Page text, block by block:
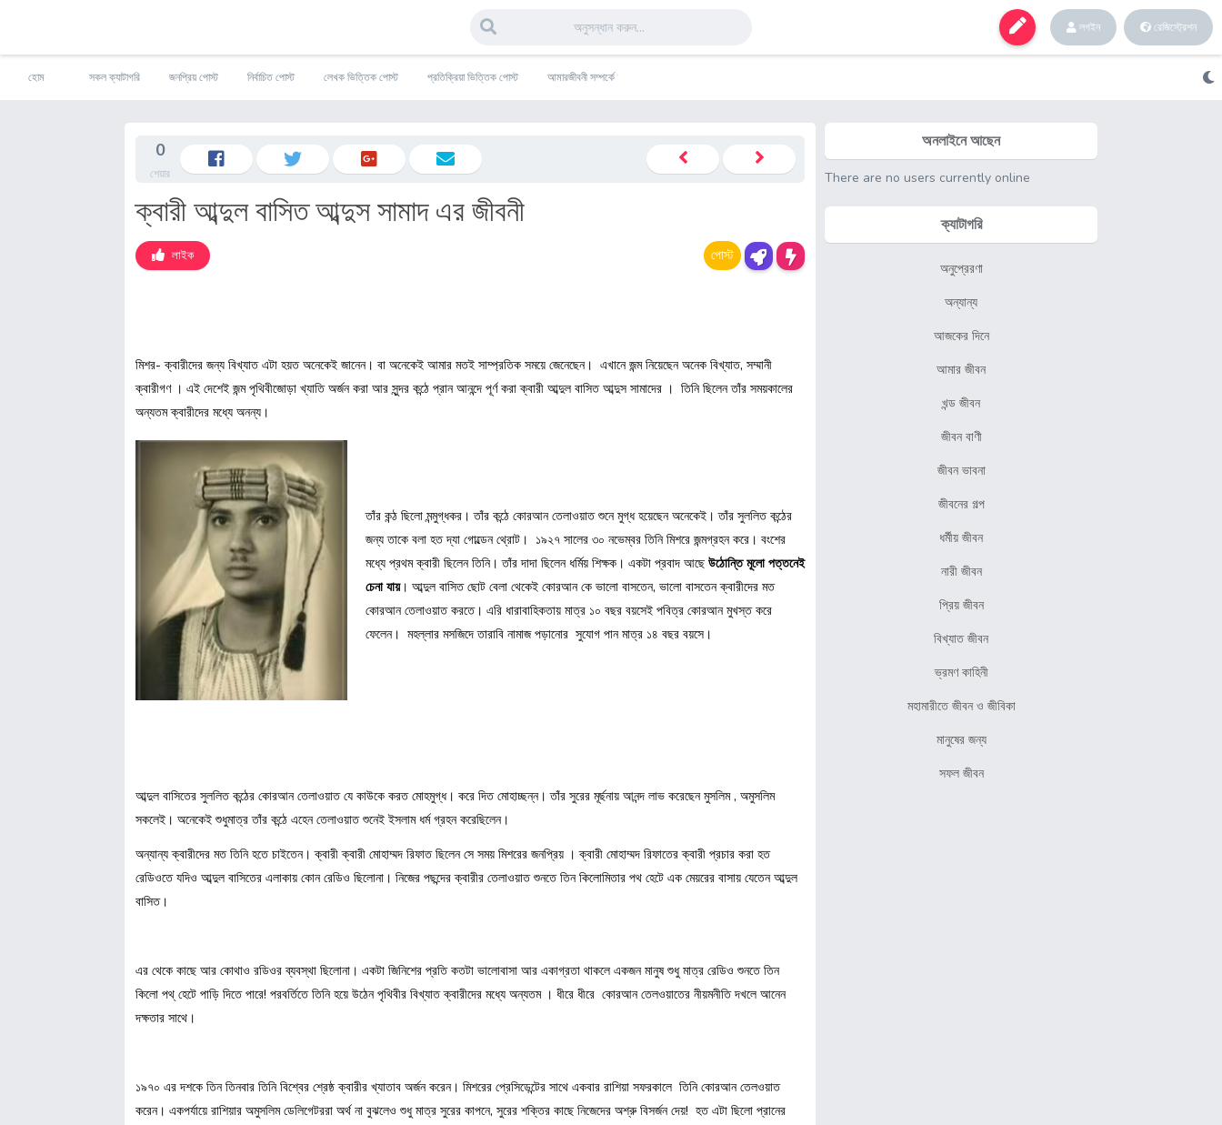
লগইন রেজিস্ট্রেশন
হোম সকল ক্যাটাগরি জনপ্রিয় পোস্ট নির্বাচিত পোস্ট লেখক ভিত্তিক পোস্ট প্রতিক্রিয়া ভিত্তিক পোস্ট আমারজীবনী সম্পর্কে
0
শেয়ার
ক্বারী আব্দুল বাসিত আব্দুস সামাদ এর জীবনী
লাইক পোস্ট
মিশর- ক্বারীদের জন্য বিখ্যাত এটা হয়ত অনেকেই জানেন। বা অনেকেই আমার মতই সাম্প্রতিক সময়ে জেনেছেন। এখানে জন্ম নিয়েছেন অনেক বিখ্যাত, সম্মানী
ক্বারীগণ । এই দেশেই জন্ম পৃথিবীজোড়া খ্যাতি অর্জন করা আর সুন্দর কন্ঠে প্রান আনন্দে পূর্ণ করা ক্বারী আব্দুল বাসিত আব্দুস সামাদের । তিনি ছিলেন তাঁর সময়কালের
অন্যতম ক্বারীদের মধ্যে অনন্য।
তাঁর কন্ঠ ছিলো মন্মুগ্ধকর। তাঁর কন্ঠে কোরআন তেলাওয়াত শুনে মুগ্ধ হয়েছেন অনেকেই। তাঁর সুললিত কন্ঠের
জন্য তাকে বলা হত দ্যা গোল্ডেন থ্রোট। ১৯২৭ সালের ৩০ নভেম্বর তিনি মিশরে জন্মগ্রহন করে। বংশের
মধ্যে প্রথম ক্বারী ছিলেন তিনি। তাঁর দাদা ছিলেন ধর্মিয় শিক্ষক। একটা প্রবাদ আছে উঠোন্তি মূলো পত্তনেই
চেনা যায়। আব্দুল বাসিত ছোট বেলা থেকেই কোরআন কে ভালো বাসতেন, ভালো বাসতেন ক্বারীদের মত
কোরআন তেলাওয়াত করতে। এরি ধারাবাহিকতায় মাত্র ১০ বছর বয়সেই পবিত্র কোরআন মুখস্ত করে
ফেলেন। মহল্লার মসজিদে তারাবি নামাজ পড়ানোর সুযোগ পান মাত্র ১৪ বছর বয়সে।
আব্দুল বাসিতের সুললিত কন্ঠের কোরআন তেলাওয়াত যে কাউকে করত মোহমুগ্ধ। করে দিত মোহাচ্ছন্ন। তাঁর সুরের মূর্ছনায় আনন্দ লাভ করেছেন মুসলিম , অমুসলিম
সকলেই। অনেকেই শুধুমাত্র তাঁর কন্ঠে এহেন তেলাওয়াত শুনেই ইসলাম ধর্ম গ্রহন করেছিলেন।
অন্যান্য ক্বারীদের মত তিনি হতে চাইতেন। ক্বারী ক্বারী মোহাম্মদ রিফাত ছিলেন সে সময় মিশরের জনপ্রিয় । ক্বারী মোহাম্মদ রিফাতের ক্বারী প্রচার করা হত
রেডিওতে যদিও আব্দুল বাসিতের এলাকায় কোন রেডিও ছিলোনা। নিজের পছন্দের ক্বারীর তেলাওয়াত শুনতে তিন কিলোমিতার পথ হেটে এক মেয়রের বাসায় যেতেন আব্দুল
বাসিত।
এর থেকে কাছে আর কোথাও রডিওর ব্যবস্থা ছিলোনা। একটা জিনিশের প্রতি কতটা ভালোবাসা আর একাগ্রতা থাকলে একজন মানুষ শুধু মাত্র রেডিও শুনতে তিন
কিলো পথ্ হেটে পাড়ি দিতে পারে! পরবর্তিতে তিনি হয়ে উঠেন পৃথিবীর বিখ্যাত ক্বারীদের মধ্যে অন্যতম । ধীরে ধীরে কোরআন তেলওয়াতের নীয়মনীতি দখলে আনেন
দক্ষতার সাথে।
১৯৭০ এর দশকে তিন তিনবার তিনি বিশ্বের শ্রেষ্ঠ ক্বারীর খ্যাতাব অর্জন করেন। মিশরের প্রেসিডেন্টের সাথে একবার রাশিয়া সফরকালে তিনি কোরআন তেলওয়াত
করেন। একপর্যায়ে রাশিয়ার অমুসলিম ডেলিগেটররা অর্থ না বুঝলেও শুধু মাত্র সুরের কাপনে, সুরের শক্তির কাছে নিজেদের অশ্রু বিসর্জন দেয়! হত এটা ছিলো প্রানের
অনলাইনে আছেন
There are no users currently online
ক্যাটাগরি
অনুপ্রেরণা
অন্যান্য
আজকের দিনে
আমার জীবন
খন্ড জীবন
জীবন বাণী
জীবন ভাবনা
জীবনের গল্প
ধর্মীয় জীবন
নারী জীবন
প্রিয় জীবন
বিখ্যাত জীবন
ভ্রমণ কাহিনী
মহামারীতে জীবন ও জীবিকা
মানুষের জন্য
সফল জীবন